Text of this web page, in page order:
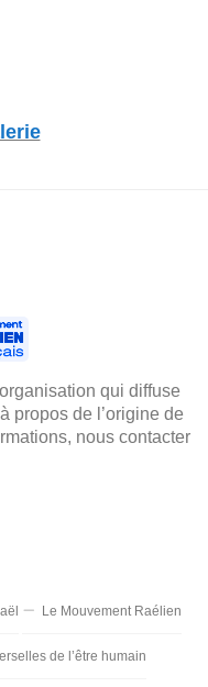
qui diffuse
propos de l’origine de
nous contacter
Le Mouvement Raélien
de l’être humain